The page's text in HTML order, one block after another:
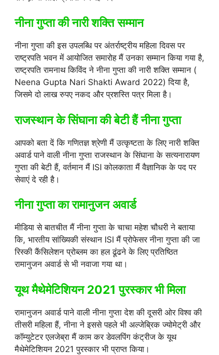
नीना गुप्ता की नारी शक्ति सम्मान
नीना गुप्ता की इस उपलब्धि पर अंतर्राष्ट्रीय महिला दिवस पर
राष्ट्रपति भवन में आयोजित समारोह मैं उनका सम्मान किया गया है,
राष्ट्रपति रामनाथ किविंद ने नीना गुप्ता की नारी शक्ति सम्मान (
Neena Gupta Nari Shakti Award 2022) दिया है,
जिसमे दो लाख रुपए नकद और प्रशस्ति पत्र मिला है।
राजस्थान के सिंघाना की बेटी हैं नीना गुप्ता
आपको बता दें कि गणितज्ञ श्रेणी मैं उत्कृष्टता के लिए नारी शक्ति
अवार्ड पाने वाली नीना गुप्ता राजस्थान के सिंघाना के सत्यनारायण
गुप्ता की बेटी हैं, वर्तमान मैं ISI कोलकाता मैं वैज्ञानिक के पद पर
सेवाएं दे रही है।
नीना गुप्ता का रामानुजन अवार्ड
मीडिया से बातचीत मैं नीना गुप्ता के चाचा महेश चौधरी ने बताया
कि, भारतीय सांख्यिकी संस्थान ISI मैं प्रोफेसर नीना गुप्ता की जा
रिस्की कैंसिलेशन प्रोब्लम का हल ढूंढने के लिए प्रतिष्ठित
रामानुजन अवार्ड से भी नवाजा गया था।
यूथ मैथेमेटिशियन 2021 पुरस्कार भी मिला
रामानुजन अवार्ड पाने वाली नीना गुप्ता देश की दूसरी ओर विश्व की
तीसरी महिला हैं, नीना ने इससे पहले भी अल्जेब्रिक ज्योमेट्री और
कॉम्युटेटर एलजेब्रा मैं काम कर डेवलपिंग कंट्रीज के यूथ
मैथेमेटिशियन 2021 पुरस्कार भी प्राप्त किया।